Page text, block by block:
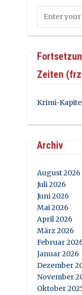
Zeiten
Krimi-
Archiv
August 2026
Juli 2026
Juni 2026
Mai 2026
April 2026
März 2026
Februar
Januar 2026
Dezember
November
Oktober